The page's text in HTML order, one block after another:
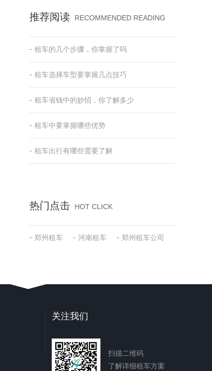
推荐阅读 RECOMMENDED READING
租车的几个步骤，你掌握了吗
租车选择车型要掌握几点技巧
租车省钱中的妙招，你了解多少
租车中要掌握哪些优势
租车出行有哪些需要了解
热门点击 HOT CLICK
郑州租车 河南租车 郑州租车公司
关注我们
扫描二维码
了解详细租车方案